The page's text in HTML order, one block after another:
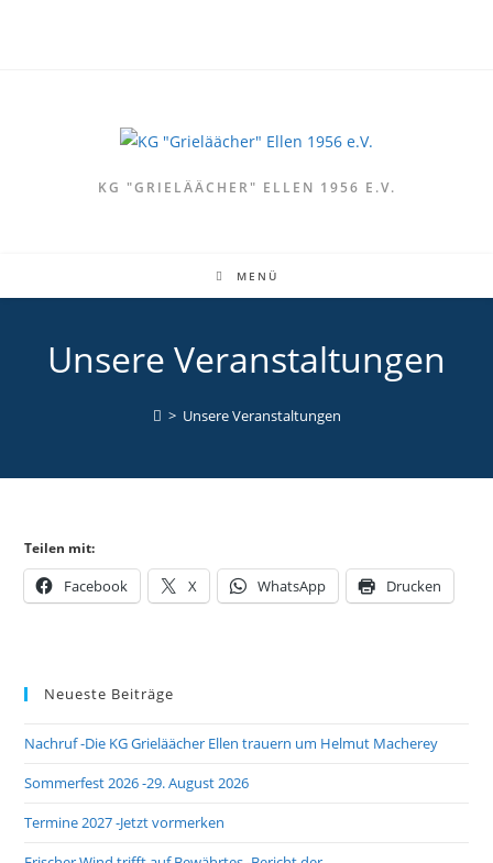
KG "GRIELÄÄCHER" ELLEN 1956 E.V.
MENÜ
Unsere Veranstaltungen
> Unsere Veranstaltungen
Teilen mit:
Facebook X WhatsApp Drucken
Neueste Beiträge
Nachruf -Die KG Grieläächer Ellen trauern um Helmut Macherey
Sommerfest 2026 -29. August 2026
Termine 2027 -Jetzt vormerken